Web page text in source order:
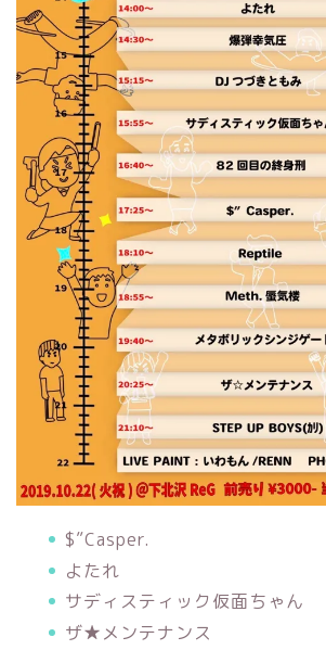
$”Casper.
よたれ
サディスティック仮面ちゃん
ザ★メンテナンス